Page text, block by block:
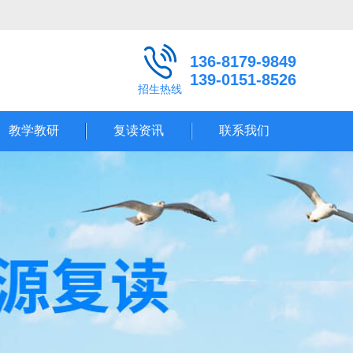
招生热线
136-8179-9849
139-0151-8526
教学教研 复读资讯 联系我们